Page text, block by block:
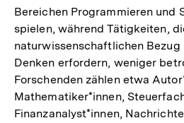
Bereichen Programmieren und
spielen, während Tätigkeiten,
naturwissenschaftlichen
Denken erfordern, weniger
Forschenden zählen etwa
Mathematiker*innen,
Finanzanalyst*innen,